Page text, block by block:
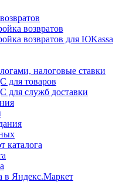
возвратов
возвратов для ЮKassa
налоговые ставки
для товаров
для служб доставки
каталога
в Яндекс.Маркет